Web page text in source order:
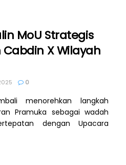
MoU Strategis
X Wilayah
0
menorehkan langkah
Pramuka sebagai wadah
dengan Upacara